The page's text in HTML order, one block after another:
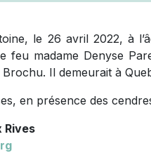
le 26 avril 2022, à
feu madame Denyse
Il demeurait à
en présence des
Rives